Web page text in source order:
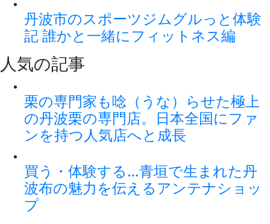
丹波市のスポーツジムグルっと体験
記 誰かと一緒にフィットネス編
人気の記事
栗の専門家も唸（うな）らせた極上
の丹波栗の専門店。日本全国にファ
ンを持つ人気店へと成長
買う・体験する…青垣で生まれた丹
波布の魅力を伝えるアンテナショッ
プ